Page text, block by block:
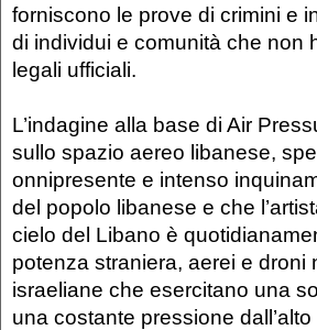
forniscono le prove di crimini e
di individui e comunità che non
legali ufficiali.
L’indagine alla base di Air
sullo spazio aereo libanese,
onnipresente e intenso
del popolo libanese e che
cielo del Libano è
potenza straniera, aerei e
israeliane che esercitano una
una costante pressione